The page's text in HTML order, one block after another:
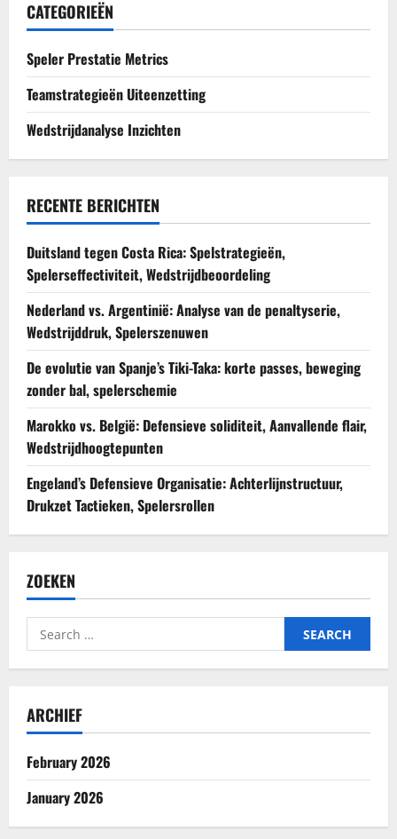
CATEGORIEËN
Speler Prestatie Metrics
Teamstrategieën Uiteenzetting
Wedstrijdanalyse Inzichten
RECENTE BERICHTEN
Duitsland tegen Costa Rica: Spelstrategieën,
Spelerseffectiviteit, Wedstrijdbeoordeling
Nederland vs. Argentinië: Analyse van de penaltyserie,
Wedstrijddruk, Spelerszenuwen
De evolutie van Spanje’s Tiki-Taka: korte passes, beweging
zonder bal, spelerschemie
Marokko vs. België: Defensieve soliditeit, Aanvallende flair,
Wedstrijdhoogtepunten
Engeland’s Defensieve Organisatie: Achterlijnstructuur,
Drukzet Tactieken, Spelersrollen
ZOEKEN
Search
for:
ARCHIEF
February 2026
January 2026